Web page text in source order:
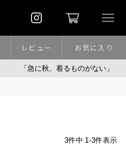
「急に秋、着るものがない」
レビュー お気に入り
3件中 1-3件表示